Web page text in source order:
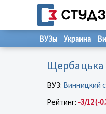
ВУЗы Украина
Щербацька
ВУЗ: Винницкий
Рейтинг: -3/12 (-